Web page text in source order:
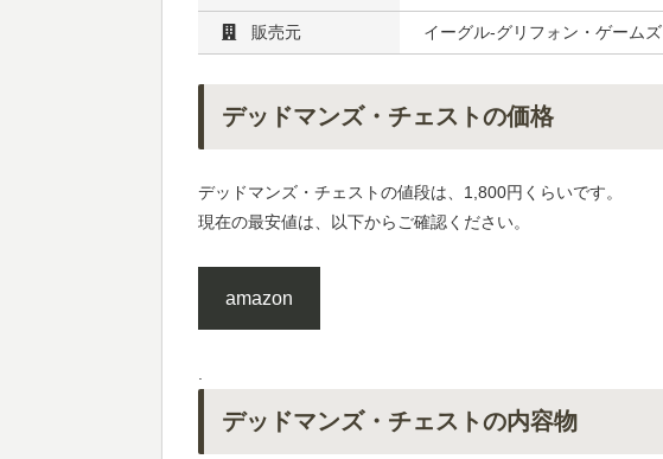
販売元 イーグル-グリフォン・ゲームズ
デッドマンズ・チェストの価格
デッドマンズ・チェストの値段は、1,800円くらいです。
現在の最安値は、以下からご確認ください。
amazon
.
デッドマンズ・チェストの内容物